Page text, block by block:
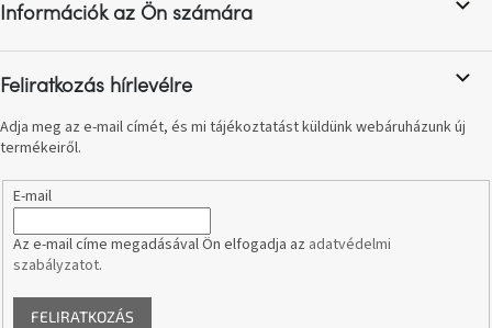
Formwood
Most
nyári
hullámon
Fedezze
oldalát
é
c
Információk az Ön számára
Feliratkozás hírlevélre
Adja meg az e-mail címét, és mi tájékoztatást küldünk webáruházunk új
termékeiről.
E-mail
Az e-mail címe megadásával Ön elfogadja az adatvédelmi
szabályzatot.
FELIRATKOZÁS